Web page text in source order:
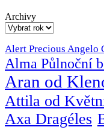
Archivy
Alert Precious Angelo
Alma Půlnoční
Aran od
Attila od
Axa Dragéles